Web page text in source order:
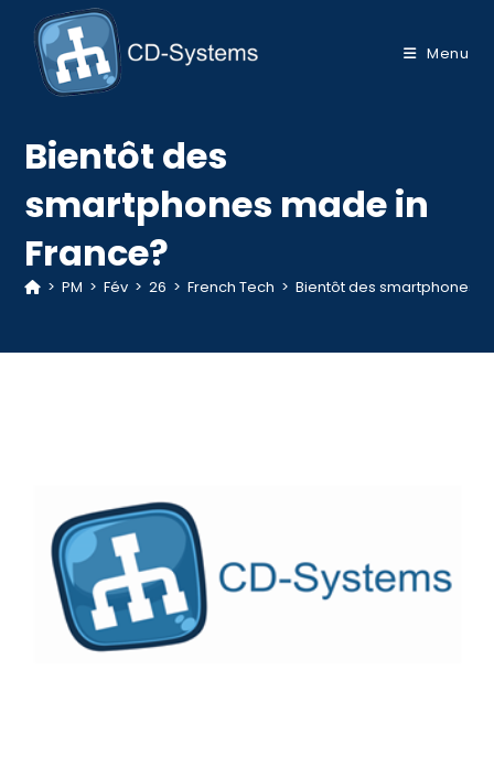
content
Menu
Bientôt des
smartphones made in
France?
> PM > Fév > 26 > French Tech > Bientôt des smartphones